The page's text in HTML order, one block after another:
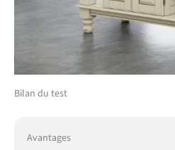
Bilan du test
Avantages